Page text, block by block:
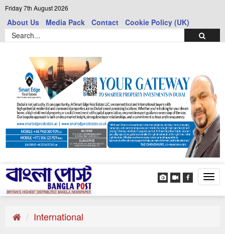
Friday 7th August 2026
About Us Media Pack Contact Cookie Policy (UK)
International